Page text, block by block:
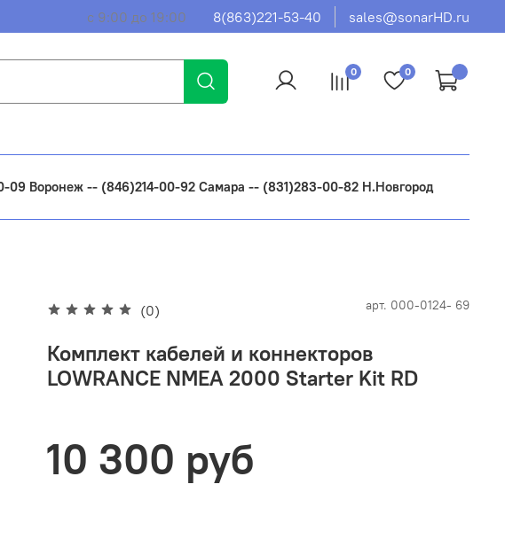
с 9:00 до 19:00 8(863)221-53-40 sales@sonarHD.ru
0 0
09 Воронеж -- (846)214-00-92 Самара -- (831)283-00-82 Н.Новгород
(0) арт. 000-0124- 69
Комплект кабелей и коннекторов
LOWRANCE NMEA 2000 Starter Kit RD
10 300 руб